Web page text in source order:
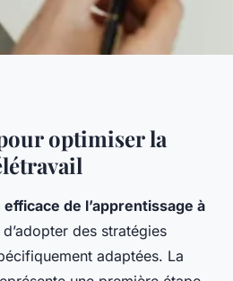
pour
:
outils
de lecture
optimiser la
de l’apprentissage à
des stratégies
adaptées. La